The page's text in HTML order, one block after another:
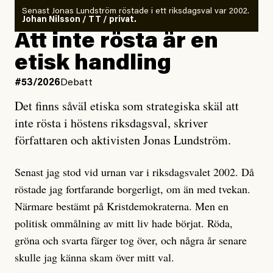
ska en gå ut med det så fort det bara går för att skydda
rörelsen. Eller så har en inga bevis, bara misstankar,
och då ska en efterforska diskret, just för att inte skapa
oro inom rörelsen.
Artikeln undersöker inte, som ETC påstår, ”vad som
är sant, vad som är rykten”, utan den bidrar bara till
ännu mer ryktesspridning. Det finns inte ett enda bevis
misstänkta personen är en infiltratör. Det som läsaren
får veta är att personen har ändrat sina politiska åsikter
under åren, att den har raderat tidigare innehåll på sina
sociala medier, att artikelns författare inte förstår sig
på personens ekonomi och att det tydligen finns
anonyma röster inom rörelsen som säger saker som
Senast Jonas Lundström röstade i ett riksdagsval var 2002.
Johan Nilsson / TT / privat.
Att inte rösta är en
etisk handling
#53/2026 Debatt
Det finns såväl etiska som strategiska skäl att
inte rösta i höstens riksdagsval, skriver
författaren och aktivisten Jonas Lundström.
Senast jag stod vid urnan var i riksdagsvalet 2002. Då
röstade jag fortfarande borgerligt, om än med tvekan.
Närmare bestämt på Kristdemokraterna. Men en
politisk ommålning av mitt liv hade börjat. Röda,
gröna och svarta färger tog över, och några år senare
skulle jag känna skam över mitt val.